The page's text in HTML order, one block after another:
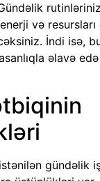
və
İndi isə,
əlavə
gündəlik